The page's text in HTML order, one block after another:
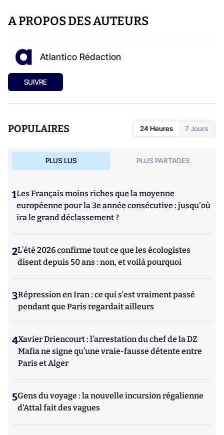
A PROPOS DES AUTEURS
Atlantico Rédaction
SUIVRE
POPULAIRES 24 Heures 7 Jours
PLUS LUS PLUS PARTAGES
1Les Français moins riches que la moyenne
européenne pour la 3e année consécutive : jusqu'où
ira le grand déclassement ?
2L’été 2026 confirme tout ce que les écologistes
disent depuis 50 ans : non, et voilà pourquoi
3Répression en Iran : ce qui s'est vraiment passé
pendant que Paris regardait ailleurs
4Xavier Driencourt : l’arrestation du chef de la DZ
Mafia ne signe qu’une vraie-fausse détente entre
Paris et Alger
5Gens du voyage : la nouvelle incursion régalienne
d'Attal fait des vagues